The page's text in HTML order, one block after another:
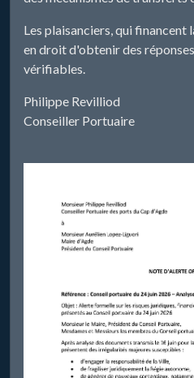
Les plaisanciers, qui
en droit d'obtenir des
vérifiables.
Philippe Revilliod
Conseiller Portuaire